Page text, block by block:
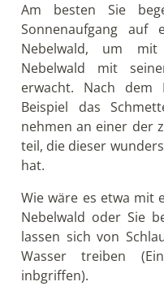
Am besten Sie
Sonnenaufgang auf
Nebelwald, um
Nebelwald mit
erwacht. Nach dem
Beispiel das
nehmen an einer der
teil, die dieser
hat.
Wie wäre es etwa mit
Nebelwald oder Sie
lassen sich von
Wasser treiben
inbgriffen).